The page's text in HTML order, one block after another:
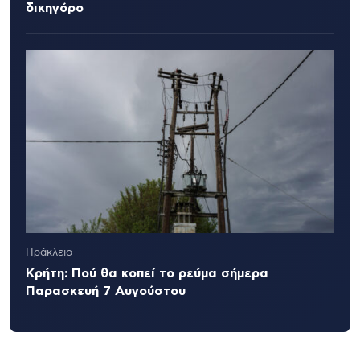
δικηγόρο
Ηράκλειο
Κρήτη: Πού θα κοπεί το ρεύμα σήμερα
Παρασκευή 7 Αυγούστου